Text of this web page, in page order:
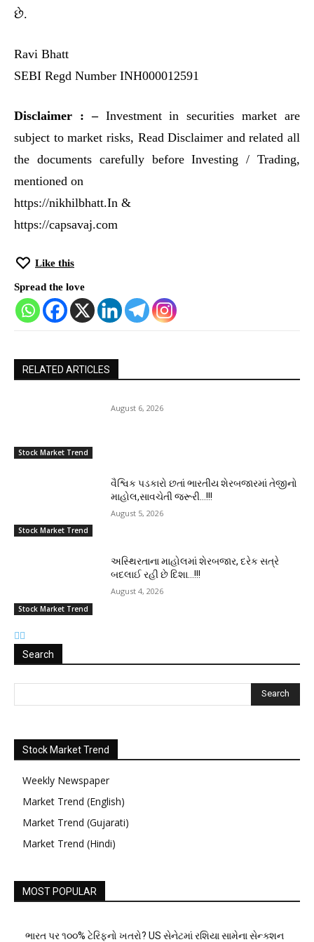
છે.
Ravi Bhatt
SEBI Regd Number INH000012591
Disclaimer : –Investment in securities market are
subject to market risks, Read Disclaimer and related all
the documents carefully before Investing / Trading,
mentioned on
https://nikhilbhatt.In &
https://capsavaj.com
Like this
Spread the love
RELATED ARTICLES
Stock Market Trend
August 6, 2026
Stock Market Trend
વૈશ્વિક પડકારો છતાં ભારતીય શેરબજારમાં તેજીનો
માહોલ,સાવચેતી જરૂરી…!!!
August 5, 2026
Stock Market Trend
અસ્થિરતાના માહોલમાં શેરબજાર, દરેક સત્રે
બદલાઈ રહી છે દિશા…!!!
August 4, 2026
Search
Stock Market Trend
Weekly Newspaper
Market Trend (English)
Market Trend (Gujarati)
Market Trend (Hindi)
MOST POPULAR
ભારત પર ૧૦૦% ટેરિફનો ખતરો? US સેનેટમાં રશિયા સામેના સેન્ક્શન